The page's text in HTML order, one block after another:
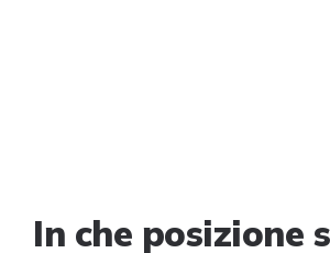
In che posizione